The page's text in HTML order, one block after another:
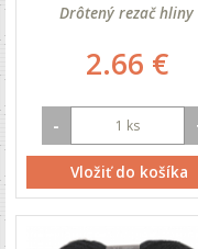
Drôtený rezač hliny
2.66 €
-
Vložiť do košíka